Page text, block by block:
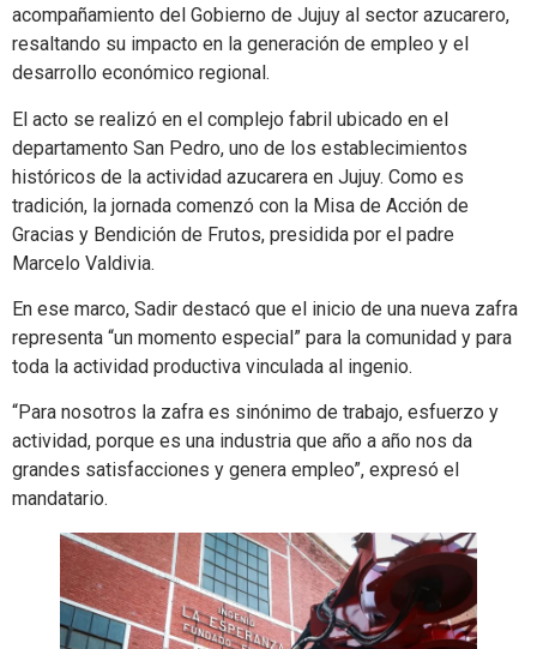
acompañamiento del Gobierno de Jujuy al sector azucarero,
resaltando su impacto en la generación de empleo y el
desarrollo económico regional.
El acto se realizó en el complejo fabril ubicado en el
departamento San Pedro, uno de los establecimientos
históricos de la actividad azucarera en Jujuy. Como es
tradición, la jornada comenzó con la Misa de Acción de
Gracias y Bendición de Frutos, presidida por el padre
Marcelo Valdivia.
En ese marco, Sadir destacó que el inicio de una nueva zafra
representa “un momento especial” para la comunidad y para
toda la actividad productiva vinculada al ingenio.
“Para nosotros la zafra es sinónimo de trabajo, esfuerzo y
actividad, porque es una industria que año a año nos da
grandes satisfacciones y genera empleo”, expresó el
mandatario.